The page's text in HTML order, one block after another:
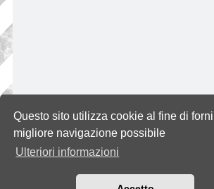
Questo sito utilizza cookie al fine di
migliore navigazione possibile
Ulteriori informazioni